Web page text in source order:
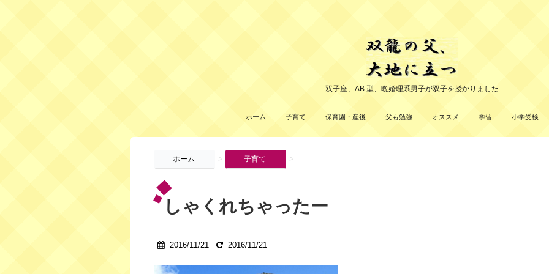
双子座、AB 型、晩婚理系男子が双子を授かりました
ホーム 子育て 保育園・産後 父も勉強 オススメ 学習 小学受検
ホーム > 子育て >
しゃくれちゃったー
2016/11/21 2016/11/21